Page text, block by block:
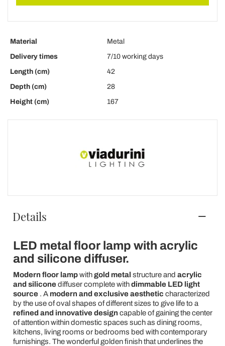
Material
Metal
Delivery times
7/10 working days
Length (cm)
42
Depth (cm)
28
Height (cm)
167
Details
LED metal floor lamp with acrylic
and silicone diffuser.
Modern floor lampwithgold metal structure and acrylic
and siliconediffuser complete withdimmable LED light
source. A modern and exclusive aesthetic characterized
by the use of oval shapes of different sizes to give life to a
refined and innovative design capable of gaining the center
of attention within domestic spaces such as dining rooms,
kitchens, living rooms or bedrooms bed with contemporary
furnishings. The wonderful golden finish that underlines the